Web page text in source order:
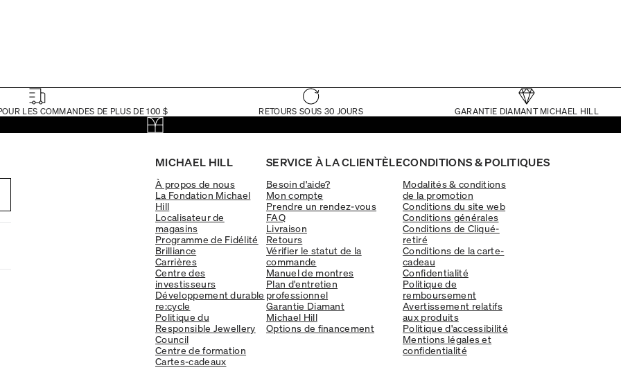
LES COMMANDES DE PLUS DE 100 $ RETOURS SOUS 30 JOURS GARANTIE DIAMANT MICHAEL HILL
MICHAEL HILL
À propos de nous
La Fondation Michael
Hill
Localisateur de
magasins
Programme de Fidélité
Brilliance
Carrières
Centre des
investisseurs
Développement durable
re:cycle
Politique du
Responsible Jewellery
Council
Centre de formation
Cartes-cadeaux
SERVICE À LA CLIENTÈLE
Besoin d'aide?
Mon compte
Prendre un rendez-vous
FAQ
Livraison
Retours
Vérifier le statut de la
commande
Manuel de montres
Plan d'entretien
professionnel
Garantie Diamant
Michael Hill
Options de financement
CONDITIONS & POLITIQUES
Modalités & conditions
de la promotion
Conditions du site web
Conditions générales
Conditions de Cliqué-
retiré
Conditions de la carte-
cadeau
Confidentialité
Politique de
remboursement
Avertissement relatifs
aux produits
Politique d'accessibilité
Mentions légales et
confidentialité